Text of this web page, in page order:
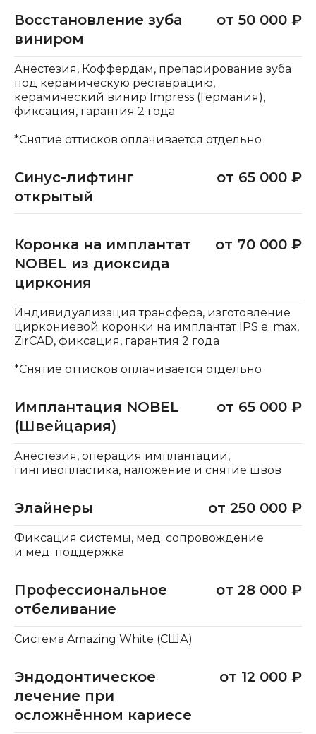
Восстановление зуба
виниром
от 50 000 ₽
Анестезия, Коффердам, препарирование зуба
под керамическую реставрацию,
керамический винир Impress (Германия),
фиксация, гарантия 2 года
*Снятие оттисков оплачивается отдельно
Синус-лифтинг
открытый
от 65 000 ₽
Коронка на имплантат
NOBEL из диоксида
циркония
от 70 000 ₽
Индивидуализация трансфера, изготовление
циркониевой коронки на имплантат IPS e. max,
ZirCAD, фиксация, гарантия 2 года
*Снятие оттисков оплачивается отдельно
Имплантация NOBEL
(Швейцария)
от 65 000 ₽
Анестезия, операция имплантации,
гингивопластика, наложение и снятие швов
Элайнеры от 250 000 ₽
Фиксация системы, мед. сопровождение
и мед. поддержка
Профессиональное
отбеливание
от 28 000 ₽
Система Amazing White (США)
Эндодонтическое
лечение при
осложнённом кариесе
от 12 000 ₽